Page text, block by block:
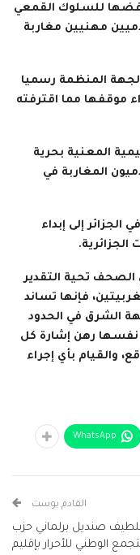
للسلوك القمعي
مهنيين مغاربة
الجهة المنظمة رسميا
موقفها مما اقترفته
المعنية بحرية
المغاربة في
إلى إبداء
الصحف تحية التقدير
فإنها تساند
الشرق في الحدود
رهن إشارة كل
والقيام بأي إجراء
WhatsApp
القادم بوست
صنديل برلماني حزب
الوطني للأحرار بإقليم